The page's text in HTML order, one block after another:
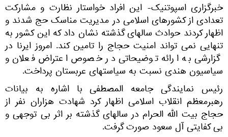
خبرگزاری اسپوتنیک- این افراد خواستار نظارت و مشارکت
تعدادی از کشورهای اسلامی در مدیریت مناسک حج شدند و
اظهار کردند حوادث سالهای گذشته نشان داد که این کشور به
تنهایی نمی تواند امنیت حجاج را تامین کند. امروز ایرنا در
گزارشی به ارائه توضیحاتی در خصوص اعتراض فعلان و
سیاسیون هندی نسبت به سیاستهای عربستان پرداخت.
رئیس نمایندگی جامعه المصطفی با اشاره به بیانات
رهبرمعظم انقلاب اسلامی اظهار کرد شهادت هزاران نفر از
حجاج بیت الله الحرام در سالهای گذشته بر اثر بی توجهی و
بی کفایتی آل سعود صورت گرفت.